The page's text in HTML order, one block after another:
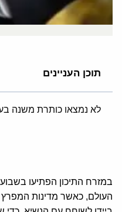
תוכן העניינים
לא נמצאו כותרת משנה
במזרח התיכון הפתיעו
העולם, כאשר מדינות המפרץ